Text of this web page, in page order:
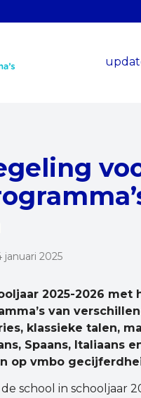
januari 2025
2025-2026 met
van
klassieke talen,
Spaans, Italiaans
op vmbo
school in schooljaar